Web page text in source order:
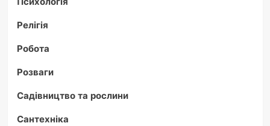
Релігія
Робота
Розваги
Садівництво та рослини
Сантехніка